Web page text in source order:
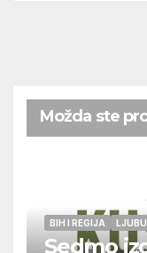
Možda ste
BIH I REGIJA
Sedmo